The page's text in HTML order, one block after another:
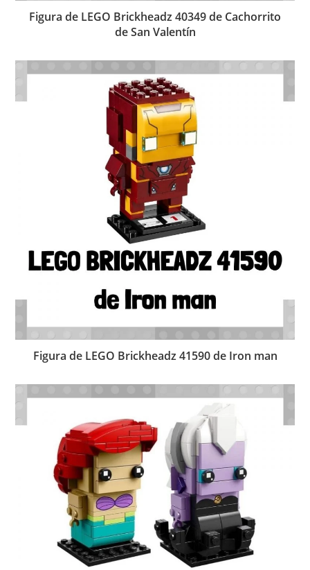
Figura de LEGO Brickheadz 40349 de Cachorrito
de San Valentín
Figura de LEGO Brickheadz 41590 de Iron man